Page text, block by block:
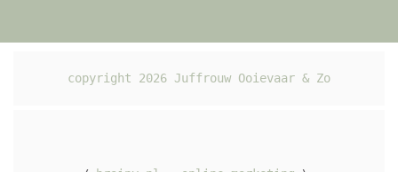
copyright 2026 Juffrouw Ooievaar & Zo